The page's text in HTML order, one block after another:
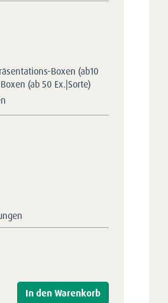
Boxen (ab10
(ab 50 Ex.|Sorte)